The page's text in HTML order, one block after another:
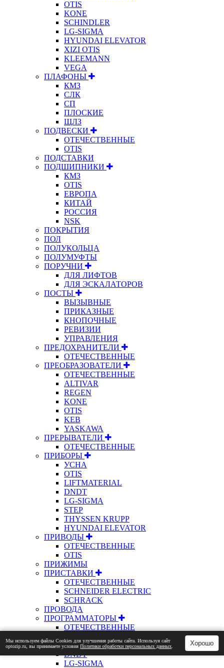
OTIS
KONE
SCHINDLER
LG-SIGMA
HYUNDAI ELEVATOR
XIZI OTIS
KLEEMANN
VEGA
ПЛАФОНЫ
КМЗ
СЛК
СП
ПЛОСКИЕ
ЩЛЗ
ПОДВЕСКИ
ОТЕЧЕСТВЕННЫЕ
OTIS
ПОДСТАВКИ
ПОДШИПНИКИ
КМЗ
OTIS
ЕВРОПА
КИТАЙ
РОССИЯ
NSK
ПОКРЫТИЯ
ПОЛ
ПОЛУКОЛЬЦА
ПОЛУМУФТЫ
ПОРУЧНИ
ДЛЯ ЛИФТОВ
ДЛЯ ЭСКАЛАТОРОВ
ПОСТЫ
ВЫЗЫВНЫЕ
ПРИКАЗНЫЕ
КНОПОЧНЫЕ
РЕВИЗИИ
УПРАВЛЕНИЯ
ПРЕДОХРАНИТЕЛИ
ОТЕЧЕСТВЕННЫЕ
ПРЕОБРАЗОВАТЕЛИ
ОТЕЧЕСТВЕННЫЕ
ALTIVAR
REGEN
KONE
OTIS
KEB
YASKAWA
ПРЕРЫВАТЕЛИ
ОТЕЧЕСТВЕННЫЕ
ПРИБОРЫ
УСНА
OTIS
LIFTMATERIAL
DNDT
LG-SIGMA
STEP
THYSSEN KRUPP
HYUNDAI ELEVATOR
ПРИВОДЫ
ОТЕЧЕСТВЕННЫЕ
OTIS
ПРИЖИМЫ
ПРИСТАВКИ
ОТЕЧЕСТВЕННЫЕ
SCHNEIDER ELECTRIC
SCHRACK
ПРОВОДА
ПРОГРАММАТОРЫ
ОТЕЧЕСТВЕННЫЕ
STEP
DNDT
LG-SIGMA
Мы используем файлы Сookies для улучшения работы сайта. Используя сайт
optozip.ru, вы принимаете условияПолитики обработки персональных данных Хорошо